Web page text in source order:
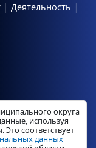
Деятельность
11
округа
используя
соответствует
данных